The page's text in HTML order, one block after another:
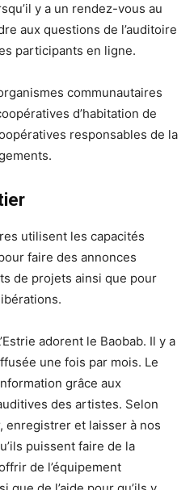
y a un rendez-vous au
aux questions de l’auditoire
participants en ligne.
communautaires
d’habitation de
responsables de la
utilisent les capacités
faire des annonces
de projets ainsi que pour
adorent le Baobab. Il y a
une fois par mois. Le
grâce aux
des artistes. Selon
enregistrer et laisser à nos
puissent faire de la
de l’équipement